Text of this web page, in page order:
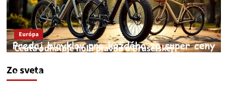
Zo sveta
Európa
Ceuta odhaľuje holú pravdu o Bruselskej
JNS